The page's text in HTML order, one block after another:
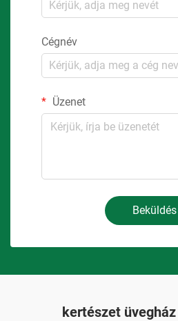
Cégnév
Üzenet
Beküldés
kertészet